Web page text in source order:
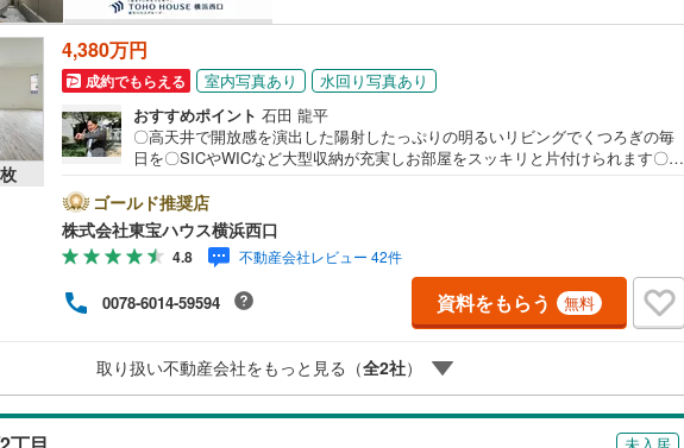
枚
4,380万円
成約でもらえる 室内写真あり
水回り写真あり
おすすめポイント 石田 龍平
〇高天井で開放感を演出した陽射したっぷりの明るいリビングでくつろぎの毎
日を〇SICやWICなど大型収納が充実しお部屋をスッキリと片付けられます〇穏
ーーーーYahoo！ 不動産キャンペーン対象店舗ーーーー当店で物件を成約する
とPayPayボーナスライトがもらえる「Yahoo！ 不動産 物件ご成約キャンペー
ン」の対象になります。「資料をもらう」「見学予約をする」ボタンからお問
い合わせください。※必ずYahoo！ JAPAN IDでログインしてください。※PayP
ayボーナスライトは出金と譲渡はできません。有効期限は付与日から60日で
す。ーーーーーーーーーーーーーーーーーーーーーーーーーー紹介金融機関/都
市銀行利率/年利 0.95％（変動金利）※上記金利は 2026年8月時点 のものであ
済額と異なる場合があります。ーーーーーーーーーーーーーーーーーーー
ゴールド推奨店
株式会社東宝ハウス横浜西口
4.8 不動産会社レビュー 42件
0078-6014-59594 資料をもらう 無料
取り扱い不動産会社をもっと見る（全2社）
海老名市(123) 座間市(224)
綾瀬市(191 ) 三浦郡葉山町
中郡大磯町(26)
足柄上郡大井町(3) 足柄上郡松田町(7)
足柄上郡開成町
足柄下郡湯河原町(1)
最寄りの駅が始発駅
間取り、居室全体
吹き抜け（18） バリアフリー住宅（1）
二世帯向け（0
サービスルーム（納戸）（6）
キッチン
独立型キッチン（0） 対面キッチン
浴室